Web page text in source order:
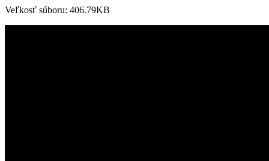
Veľkosť súboru: 406.79KB